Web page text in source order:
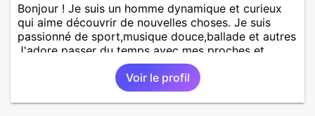
Bonjour ! Je suis un homme dynamique et curieux
qui aime découvrir de nouvelles choses. Je suis
passionné de sport,musique douce,ballade et autres
J'adore passer du temps avec mes proches et
partager des moments inoubliables.
Voir le profil